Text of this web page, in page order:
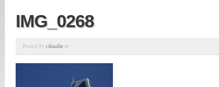
IMG_0268
Posted byclaudia in